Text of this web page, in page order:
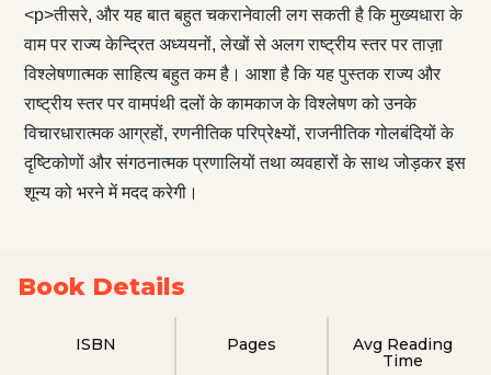
<p>तीसरे, और यह बात बहुत चकरानेवाली लग सकती है कि मुख्यधारा के
वाम पर राज्य केन्द्रित अध्ययनों, लेखों से अलग राष्ट्रीय स्तर पर ताज़ा
विश्लेषणात्मक साहित्य बहुत कम है। आशा है कि यह पुस्तक राज्य और
राष्ट्रीय स्तर पर वामपंथी दलों के कामकाज के विश्लेषण को उनके
विचारधारात्मक आग्रहों, रणनीतिक परिप्रेक्ष्यों, राजनीतिक गोलबंदियों के
दृष्टिकोणों और संगठनात्मक प्रणालियों तथा व्यवहारों के साथ जोड़कर इस
शून्य को भरने में मदद करेगी।
Book Details
ISBN Pages
Avg Reading
Time